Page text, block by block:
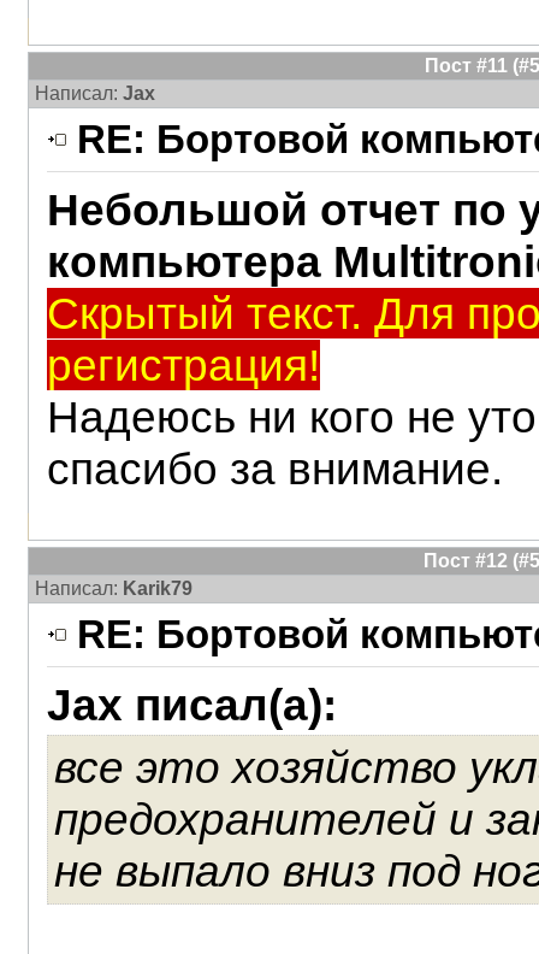
Пост #11
Написал: Jax
RE: Бортовой
Небольшой отчет по
компьютера
Скрытый текст. Для
регистрация!
Надеюсь ни кого не
спасибо за внимание.
Пост #12
Написал: Karik79
RE: Бортовой
Jax писал(а):
все это хозяйство
предохранителей и
не выпало вниз под